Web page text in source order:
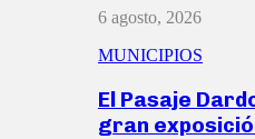
6 agosto, 2026
MUNICIPIOS
El Pasaje
gran